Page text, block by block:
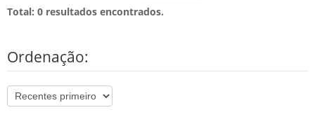
Total: 0 resultados encontrados.
Ordenação: